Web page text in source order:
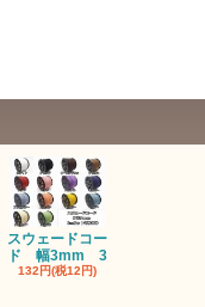
スウェードコー
ド 幅3mm 3
132円(税12円)